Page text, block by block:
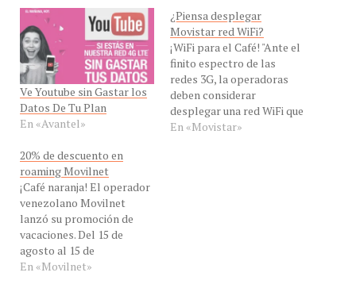
Ve Youtube sin Gastar los
Datos De Tu Plan
En «Avantel»
¿Piensa desplegar
Movistar red WiFi?
¡WiFi para el Café! "Ante el
finito espectro de las
redes 3G, la operadoras
deben considerar
desplegar una red WiFi que
satisfaga las exigencias de
los usuarios a los
En «Movistar»
20% de descuento en
roaming Movilnet
¡Café naranja! El operador
venezolano Movilnet
lanzó su promoción de
vacaciones. Del 15 de
agosto al 15 de
septiembre, si viajas a los
siguientes países:
En «Movilnet»